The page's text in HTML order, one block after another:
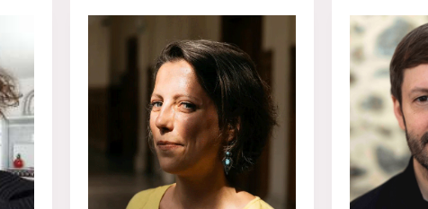
travail
maladies
professionnelles
en
procès.
«
au